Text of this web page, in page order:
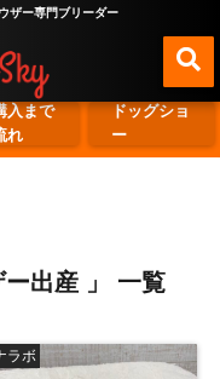
ザー専門ブリーダー
入まで
れ
ドッグショ
ー
ー出産 」 一覧
ラボ